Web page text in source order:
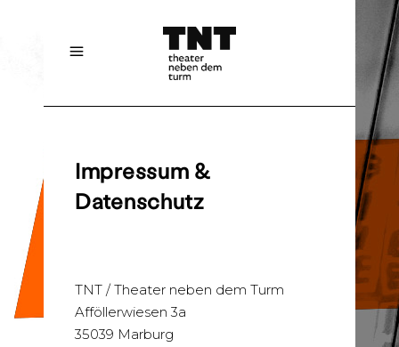
Impressum &
Datenschutz
TNT / Theater neben dem Turm
Afföllerwiesen 3a
35039 Marburg